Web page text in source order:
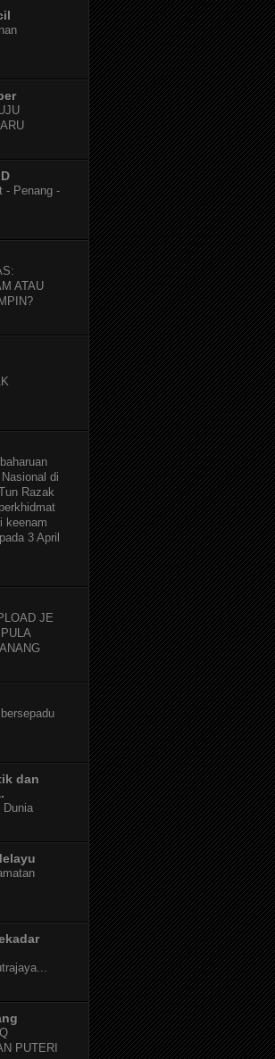
- Penang -
ATAU
di
Razak
keenam
3 April
JE
dan
Dunia
PUTERI